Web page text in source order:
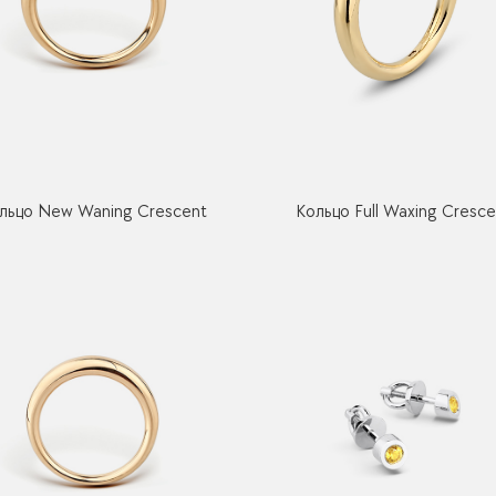
New Waning Crescent Кольцо Full Waxing